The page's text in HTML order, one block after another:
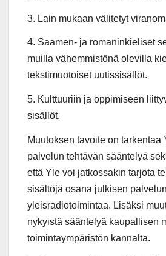
3. Lain mukaan välitetyt
4. Saamen- ja romaninkieliset
muilla vähemmistönä olevilla
tekstimuotoiset uutissisällöt.
5. Kulttuuriin ja oppimiseen
sisällöt.
Muutoksen tavoite on tarkentaa
palvelun tehtävän sääntelyä
että Yle voi jatkossakin tarjota
sisältöjä osana julkisen palvelun
yleisradiotoimintaa. Lisäksi
nykyistä sääntelyä kaupallisen
toimintaympäristön kannalta.